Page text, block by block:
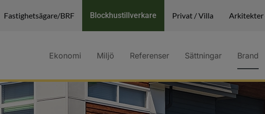
Fastighetsägare/BRF Blockhustillverkare Privat / Villa Arkitekter
Ekonomi Miljö Referenser Sättningar Brand